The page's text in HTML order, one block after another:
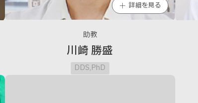
詳細を見る
助教
川崎 勝盛
DDS,PhD